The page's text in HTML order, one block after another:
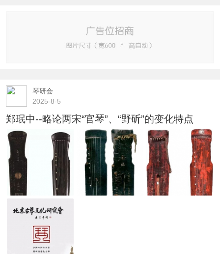
琴研会
2025-8-5
郑珉中--略论两宋“官琴”、“野斫”的变化特点